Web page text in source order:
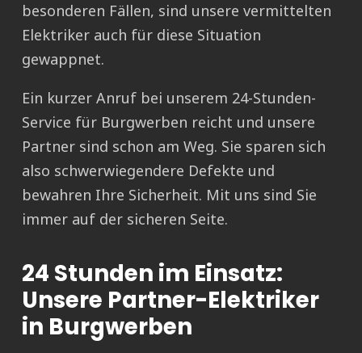
besonderen Fällen, sind unsere vermittelten
Elektriker auch für diese Situation
gewappnet.
Ein kurzer Anruf bei unserem 24-Stunden-
Service für Burgwerben reicht und unsere
Partner sind schon am Weg. Sie sparen sich
also schwerwiegendere Defekte und
bewahren Ihre Sicherheit. Mit uns sind Sie
immer auf der sicheren Seite.
24 Stunden im Einsatz:
Unsere Partner-Elektriker
in Burgwerben